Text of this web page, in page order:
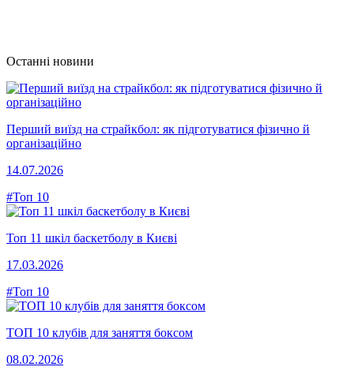
Останні новини
Перший виїзд на страйкбол: як підготуватися фізично й
організаційно
14.07.2026
#Топ 10
Топ 11 шкіл баскетболу в Києві
17.03.2026
#Топ 10
ТОП 10 клубів для заняття боксом
08.02.2026